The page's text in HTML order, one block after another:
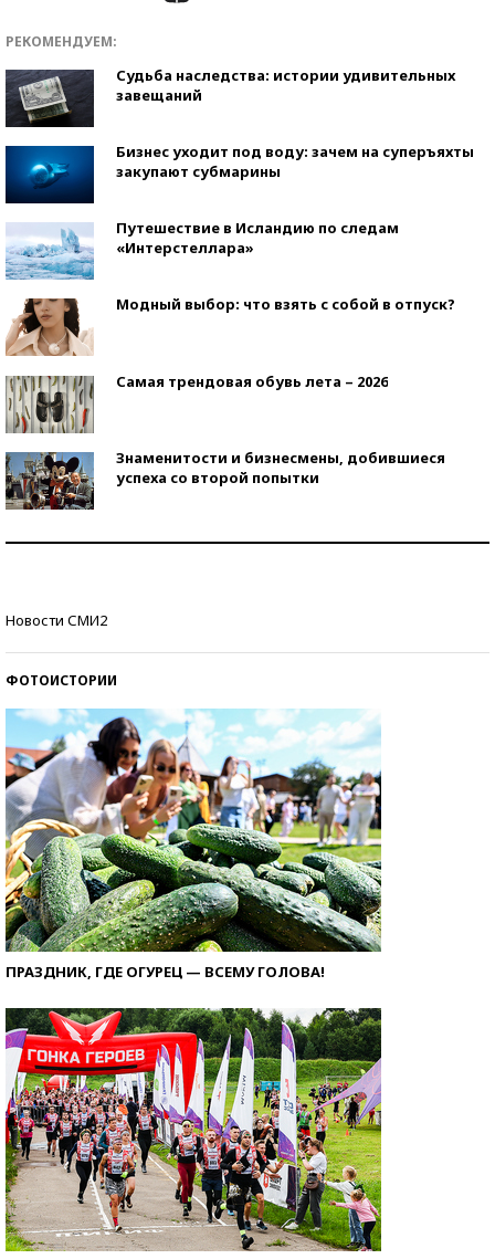
РЕКОМЕНДУЕМ:
Судьба наследства: истории удивительных
завещаний
Бизнес уходит под воду: зачем на суперъяхты
закупают субмарины
Путешествие в Исландию по следам
«Интерстеллара»
Модный выбор: что взять с собой в отпуск?
Самая трендовая обувь лета – 2026
Знаменитости и бизнесмены, добившиеся
успеха со второй попытки
Новости СМИ2
ФОТОИСТОРИИ
ПРАЗДНИК, ГДЕ ОГУРЕЦ — ВСЕМУ ГОЛОВА!